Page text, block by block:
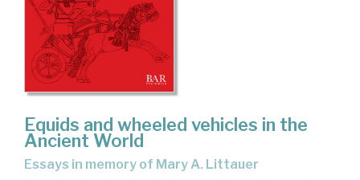
Equids and wheeled vehicles in the
Ancient World
essays in memory of Mary A. Littauer